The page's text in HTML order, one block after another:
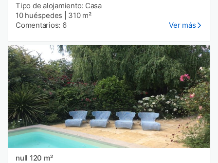
Tipo de alojamiento: Casa
10 huéspedes
310 m²
Comentarios: 6
Ver más
null 120 m²